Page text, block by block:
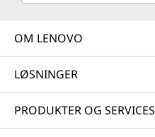
OM LENOVO
LØSNINGER
PRODUKTER OG SERVICES